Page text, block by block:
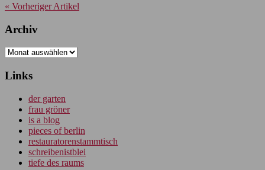
« Vorheriger Artikel
Archiv
Archiv
Links
der garten
frau gröner
is a blog
pieces of berlin
restauratorenstammtisch
schreibenistblei
tiefe des raums